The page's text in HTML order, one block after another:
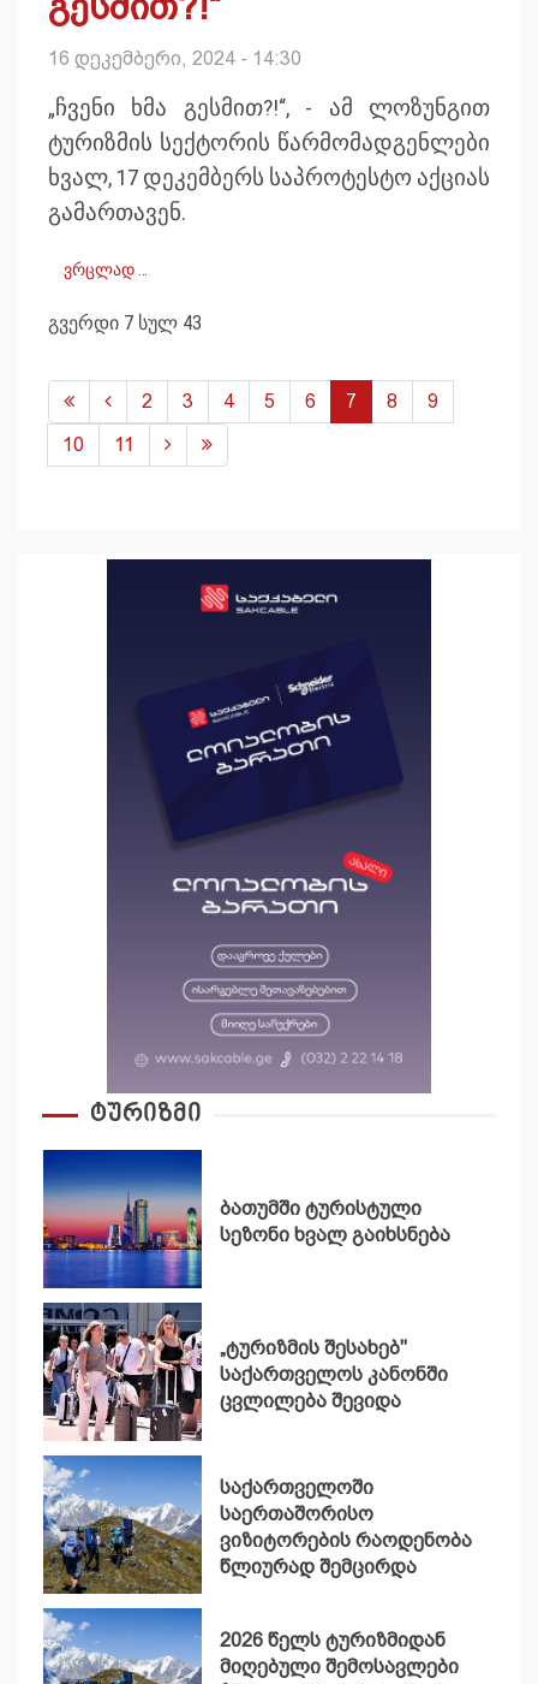
16 დეკემბერი, 2024 - 14:30
„ჩვენი ხმა გესმით?!“, - ამ ლოზუნგით
ტურიზმის სექტორის წარმომადგენლები
ხვალ, 17 დეკემბერს საპროტესტო აქციას
გამართავენ.
ვრცლად …
გვერდი 7 სულ 43
2 3 4 5 6 7 8 9
10 11
ტურიზმი
ბათუმში ტურისტული
სეზონი ხვალ გაიხსნება
„ტურიზმის შესახებ"
საქართველოს კანონში
ცვლილება შევიდა
საქართველოში
საერთაშორისო
ვიზიტორების რაოდენობა
წლიურად შემცირდა
2026 წელს ტურიზმიდან
მიღებული შემოსავლები